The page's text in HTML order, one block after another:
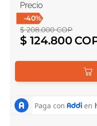
Precio
-40%
$ 208.000COP
$ 124.800